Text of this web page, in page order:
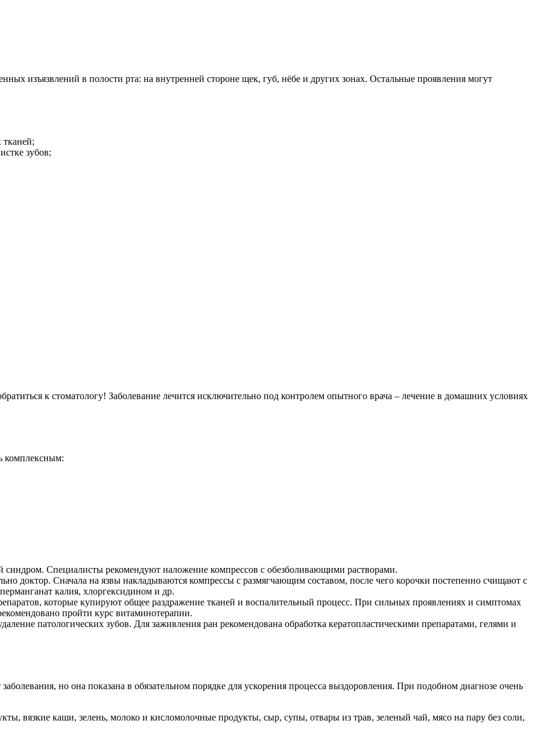
изъязвлений в полости рта: на внутренней стороне щек, губ, нёбе и других зонах. Остальные проявления могут
тканей;
зубов;
к стоматологу! Заболевание лечится исключительно под контролем опытного врача – лечение в домашних условиях
комплексным:
синдром. Специалисты рекомендуют наложение компрессов с обезболивающими растворами.
доктор. Сначала на язвы накладываются компрессы с размягчающим составом, после чего корочки постепенно счищают с
калия, хлоргексидином и др.
которые купируют общее раздражение тканей и воспалительный процесс. При сильных проявлениях и симптомах
пройти курс витаминотерапии.
патологических зубов. Для заживления ран рекомендована обработка кератопластическими препаратами, гелями и
но она показана в обязательном порядке для ускорения процесса выздоровления. При подобном диагнозе очень
вязкие каши, зелень, молоко и кисломолочные продукты, сыр, супы, отвары из трав, зеленый чай, мясо на пару без соли,